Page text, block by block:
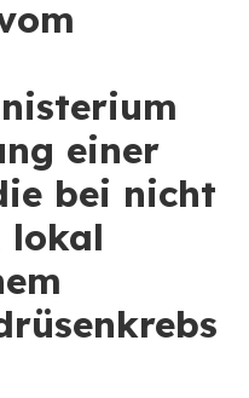
einer
bei nicht
lokal